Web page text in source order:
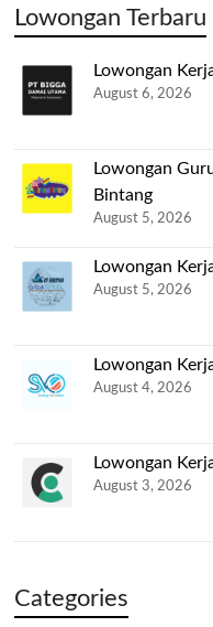
Lowongan Terbaru
Lowongan
August 6, 2026
Lowongan
Bintang
August 5, 2026
Lowongan
August 5, 2026
Lowongan
August 4, 2026
Lowongan
August 3, 2026
Categories